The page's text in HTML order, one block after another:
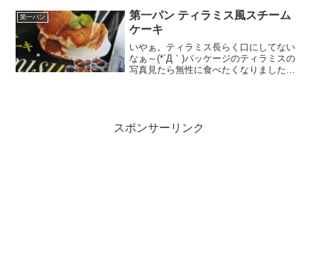
第一パン
第一パン ティラミス風スチーム
ケーキ
いやぁ。ティラミス長らく口にしてない
なぁ～(*´Д｀)パッケージのティラミスの
写真見たら無性に食べたくなりました。
スポンサーリンク